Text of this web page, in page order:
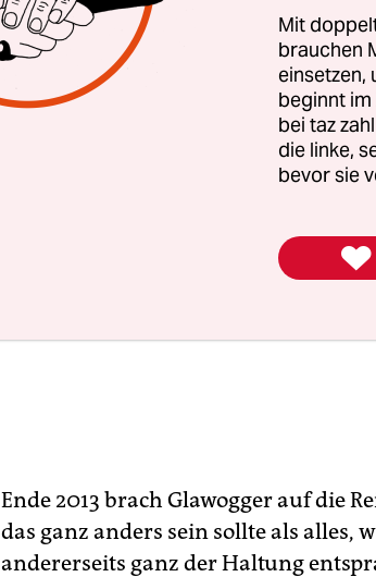
denen man als Zuschauer um die
stilisierten Bildern sehen konnte, wie
Ende 2013 brach Glawogger auf die
das ganz anders sein sollte als alles,
andererseits ganz der Haltung
Mit
brauchen
einsetzen,
beginnt im
bei taz
die linke,
bevor sie
